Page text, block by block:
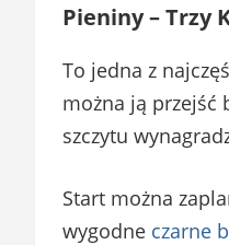
Pieniny – Trzy
To jedna z
można ją przejść
szczytu
Start można
wygodne czarne